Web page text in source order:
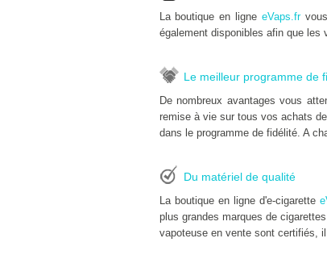
La boutique en ligneeVaps.frvous
également disponibles afin que les
Le meilleur programme de
De nombreux avantages vous
remise à vie sur tous vos achats
dans le programme de fidélité. A
Du matériel de qualité
La boutique en ligne d'e-cigarette
plus grandes marques de
vapoteuse en vente sont certifiés,